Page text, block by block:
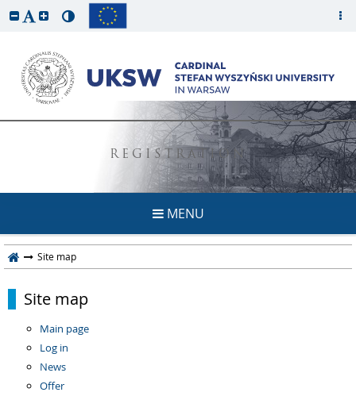
REGISTRATION
MENU
Site map
Site map
Main page
Log in
News
Offer